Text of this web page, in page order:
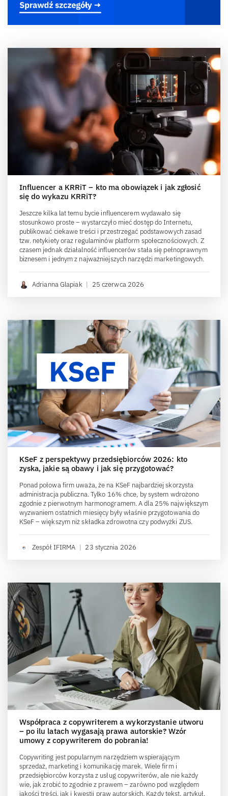
Influencer a KRRiT – kto ma obowiązek i jak zgłosić
się do wykazu KRRiT?
Jeszcze kilka lat temu bycie influencerem wydawało się
stosunkowo proste – wystarczyło mieć dostęp do Internetu,
publikować ciekawe treści i przestrzegać podstawowych zasad
tzw. netykiety oraz regulaminów platform społecznościowych. Z
czasem jednak działalność influencerów stała się pełnoprawnym
biznesem i jednym z najważniejszych narzędzi marketingowych.
Adrianna Glapiak | 25 czerwca 2026
KSeF z perspektywy przedsiębiorców 2026: kto
zyska, jakie są obawy i jak się przygotować?
Ponad połowa firm uważa, że na KSeF najbardziej skorzysta
administracja publiczna. Tylko 16% chce, by system wdrożono
zgodnie z pierwotnym harmonogramem. A dla 25% największym
wyzwaniem ostatnich miesięcy były właśnie przygotowania do
KSeF – większym niż składka zdrowotna czy podwyżki ZUS.
Zespół IFIRMA | 23 stycznia 2026
Współpraca z copywriterem a wykorzystanie utworu
– po ilu latach wygasają prawa autorskie? Wzór
umowy z copywriterem do pobrania!
Copywriting jest popularnym narzędziem wspierającym
sprzedaż, marketing i komunikację marek. Wiele firm i
przedsiębiorców korzysta z usług copywriterów, ale nie każdy
wie, jak zrobić to zgodnie z prawem – zarówno pod względem
jakości treści, jak i kwestii praw autorskich. Każdy tekst, artykuł,